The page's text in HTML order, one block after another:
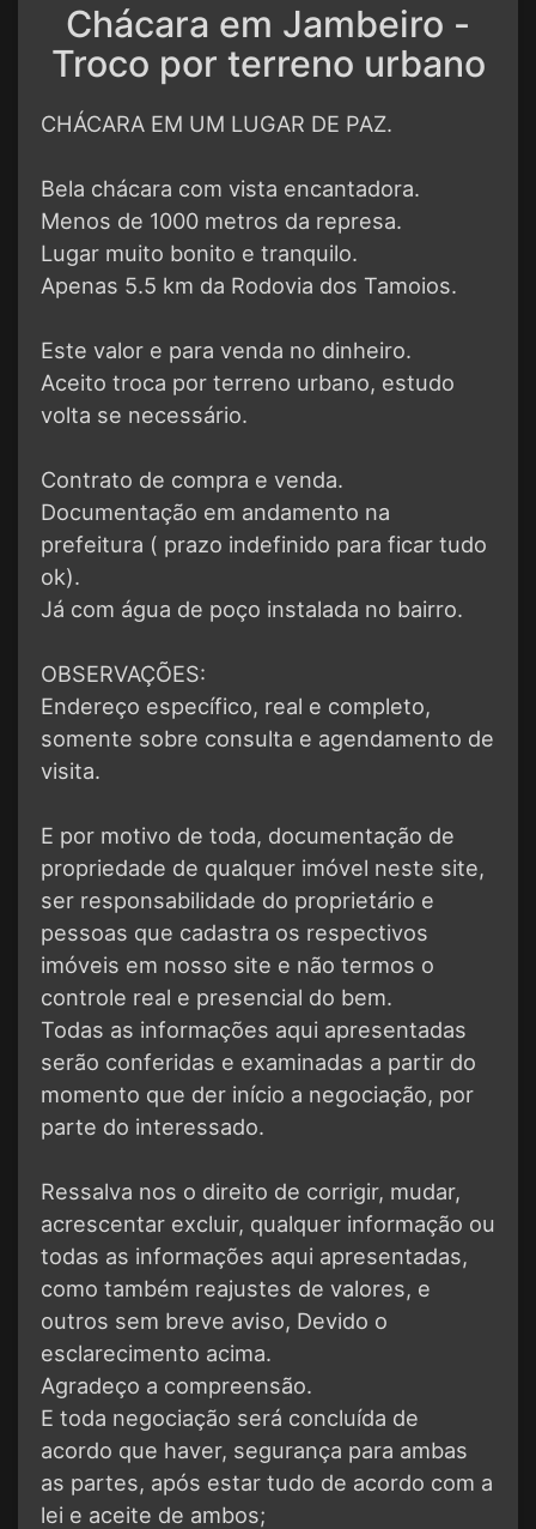
Chácara em Jambeiro -
Troco por terreno urbano
CHÁCARA EM UM LUGAR DE PAZ.
Bela chácara com vista encantadora.
Menos de 1000 metros da represa.
Lugar muito bonito e tranquilo.
Apenas 5.5 km da Rodovia dos Tamoios.
Este valor e para venda no dinheiro.
Aceito troca por terreno urbano, estudo
volta se necessário.
Contrato de compra e venda.
Documentação em andamento na
prefeitura ( prazo indefinido para ficar tudo
ok).
Já com água de poço instalada no bairro.
OBSERVAÇÕES:
Endereço específico, real e completo,
somente sobre consulta e agendamento de
visita.
E por motivo de toda, documentação de
propriedade de qualquer imóvel neste site,
ser responsabilidade do proprietário e
pessoas que cadastra os respectivos
imóveis em nosso site e não termos o
controle real e presencial do bem.
Todas as informações aqui apresentadas
serão conferidas e examinadas a partir do
momento que der início a negociação, por
parte do interessado.
Ressalva nos o direito de corrigir, mudar,
acrescentar excluir, qualquer informação ou
todas as informações aqui apresentadas,
como também reajustes de valores, e
outros sem breve aviso, Devido o
esclarecimento acima.
Agradeço a compreensão.
E toda negociação será concluída de
acordo que haver, segurança para ambas
as partes, após estar tudo de acordo com a
lei e aceite de ambos;